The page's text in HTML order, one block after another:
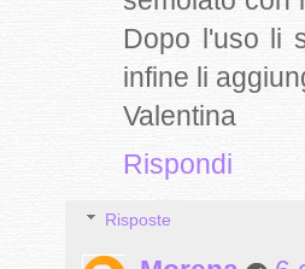
Dopo l'uso li
infine li
Valentina
Rispondi
Risposte